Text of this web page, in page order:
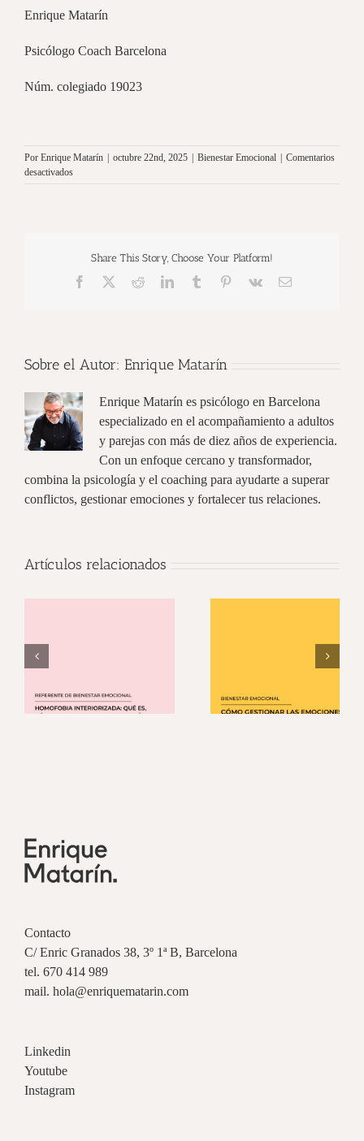
Enrique Matarín
Psicólogo Coach Barcelona
Núm. colegiado 19023
Por Enrique Matarín octubre 22nd, 2025 Bienestar Emocional
Comentarios
desactivadosen
claves
para
Share This Story, Choose Your Platform!
Facebook RedditLinkedInTumblr Pinterest
Vk
Correo
Sobre el Autor: Enrique Matarín
Enrique Matarín es psicólogo en Barcelona
especializado en el acompañamiento a adultos
y parejas con más de diez años de experiencia.
Con un enfoque cercano y transformador,
combina la psicología y el coaching para ayudarte a superar
conflictos, gestionar emociones y fortalecer tus relaciones.
Artículos relacionados
Bienestar emocional
Contacto
C/ Enric Granados 38, 3º 1ª B, Barcelona
tel. 670 414 989
mail. hola@enriquematarin.com
Linkedin
Youtube
Instagram